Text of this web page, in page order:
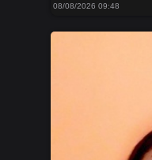
08/08/2026 09:48